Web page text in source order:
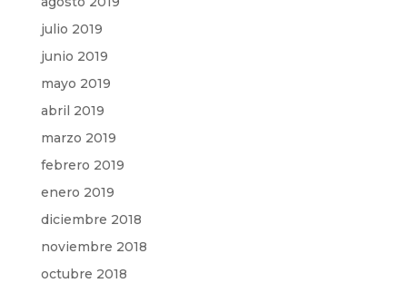
julio 2019
junio 2019
mayo 2019
abril 2019
marzo 2019
febrero 2019
enero 2019
diciembre 2018
noviembre 2018
octubre 2018